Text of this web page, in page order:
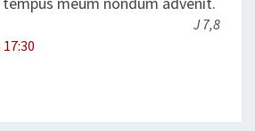
J 7,8
17:30